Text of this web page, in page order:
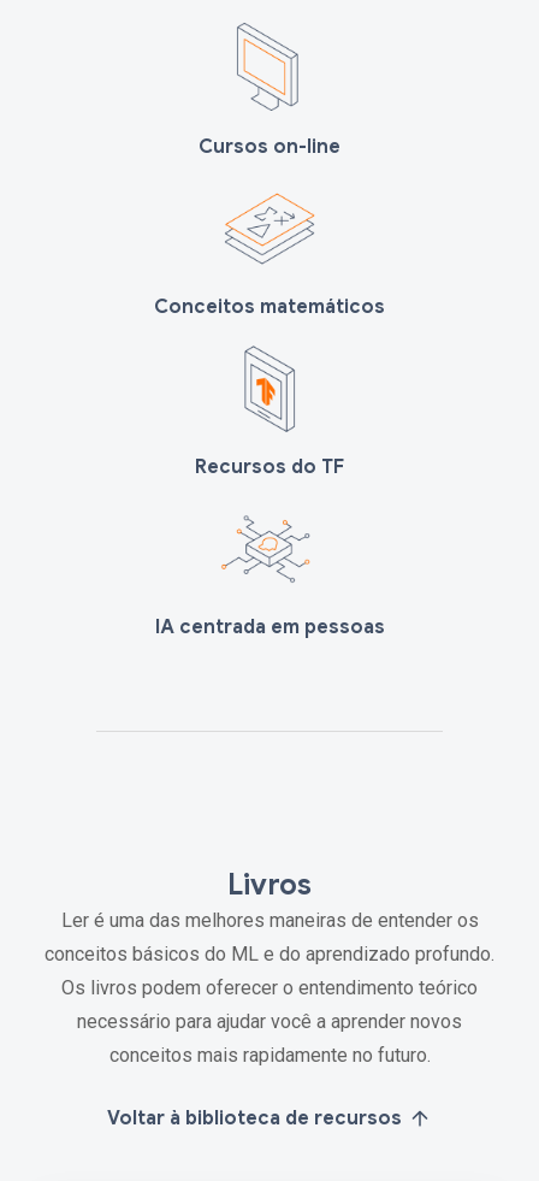
Cursos on-line
Conceitos matemáticos
Recursos do TF
IA centrada em pessoas
Livros
Ler é uma das melhores maneiras de entender os
conceitos básicos do ML e do aprendizado profundo.
Os livros podem oferecer o entendimento teórico
necessário para ajudar você a aprender novos
conceitos mais rapidamente no futuro.
Voltar à biblioteca de recursos